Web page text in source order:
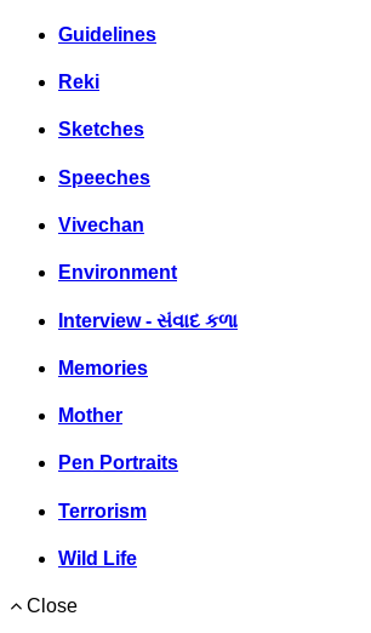
Guidelines
Reki
Sketches
Speeches
Vivechan
Environment
Interview - સંવાદ કળા
Memories
Mother
Pen Portraits
Terrorism
Wild Life
Close